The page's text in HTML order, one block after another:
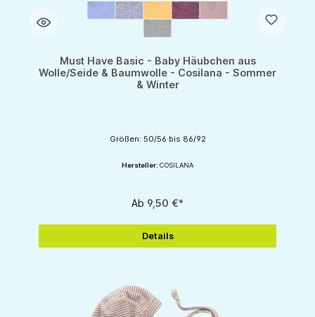
Must Have Basic - Baby Häubchen aus
Wolle/Seide & Baumwolle - Cosilana - Sommer
& Winter
Größen: 50/56 bis 86/92
Hersteller: COSILANA
Ab 9,50 €*
Details